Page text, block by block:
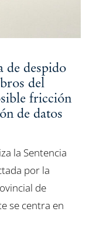
de despido
del
fricción
de datos
la Sentencia
por la
de
se centra en